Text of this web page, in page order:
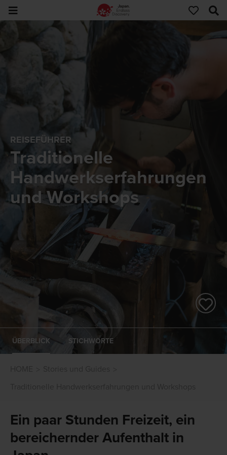
REISEFÜHRER
Traditionelle
Handwerkserfahrungen
und Workshops
ÜBERBLICK STICHWORTE
Ein paar Stunden Freizeit, ein
bereichernder Aufenthalt in